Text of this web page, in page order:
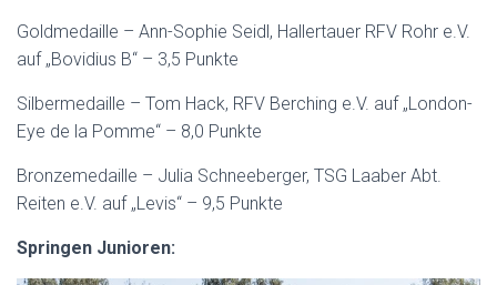
Goldmedaille – Ann-Sophie Seidl, Hallertauer RFV Rohr e.V.
auf „Bovidius B“ – 3,5 Punkte
Silbermedaille – Tom Hack, RFV Berching e.V. auf „London-
Eye de la Pomme“ – 8,0 Punkte
Bronzemedaille – Julia Schneeberger, TSG Laaber Abt.
Reiten e.V. auf „Levis“ – 9,5 Punkte
Springen Junioren: